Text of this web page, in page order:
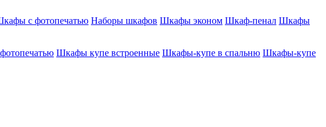
с фотопечатью Наборы шкафов Шкафы эконом Шкаф-пенал Шкафы
Шкафы купе встроенные Шкафы-купе в спальню Шкафы-купе